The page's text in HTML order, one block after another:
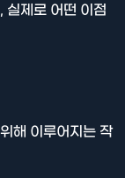
실제로 어떤 이점
해 이루어지는 작